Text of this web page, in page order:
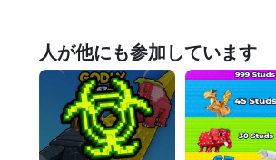
人が他にも参加しています